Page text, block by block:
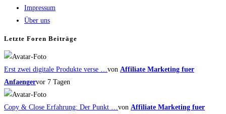
Impressum
Über uns
Letzte Foren Beiträge
Erst zwei digitale Produkte verse …von Affiliate Marketing fuer
Anfaengervor 7 Tagen
Copy & Close Erfahrung: Der Punkt …von Affiliate Marketing fuer